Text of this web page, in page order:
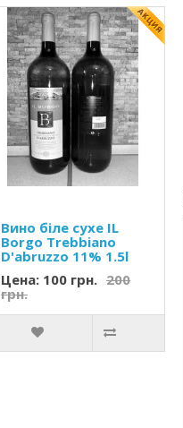
Вино біле сухе IL
Borgo Trebbiano
D'abruzzo 11% 1.5l
Цена: 100 грн. 200
грн.